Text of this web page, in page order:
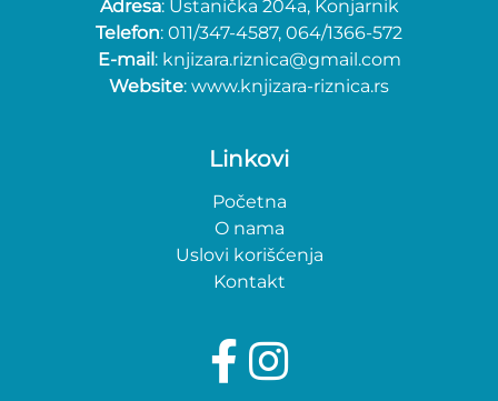
Adresa: Ustanička 204a, Konjarnik
Telefon: 011/347-4587, 064/1366-572
E-mail: knjizara.riznica@gmail.com
Website: www.knjizara-riznica.rs
Linkovi
Početna
O nama
Uslovi korišćenja
Kontakt